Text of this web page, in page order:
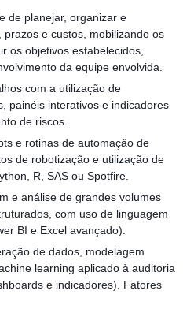
de planejar, organizar e
e custos, mobilizando os
os objetivos estabelecidos,
da equipe envolvida.
com a utilização de
painéis interativos e indicadores
de riscos.
e rotinas de automação de
de robotização e utilização de
R, SAS ou Spotfire.
e análise de grandes volumes
com uso de linguagem
BI e Excel avançado).
de dados, modelagem
learning aplicado à auditoria
e indicadores). Fatores